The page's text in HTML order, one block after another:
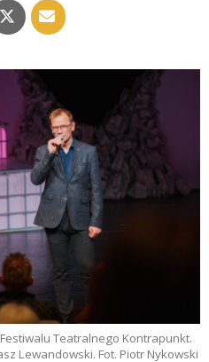
Teatralnego Kontrapunkt.
Lewandowski. Fot. Piotr Nykowski